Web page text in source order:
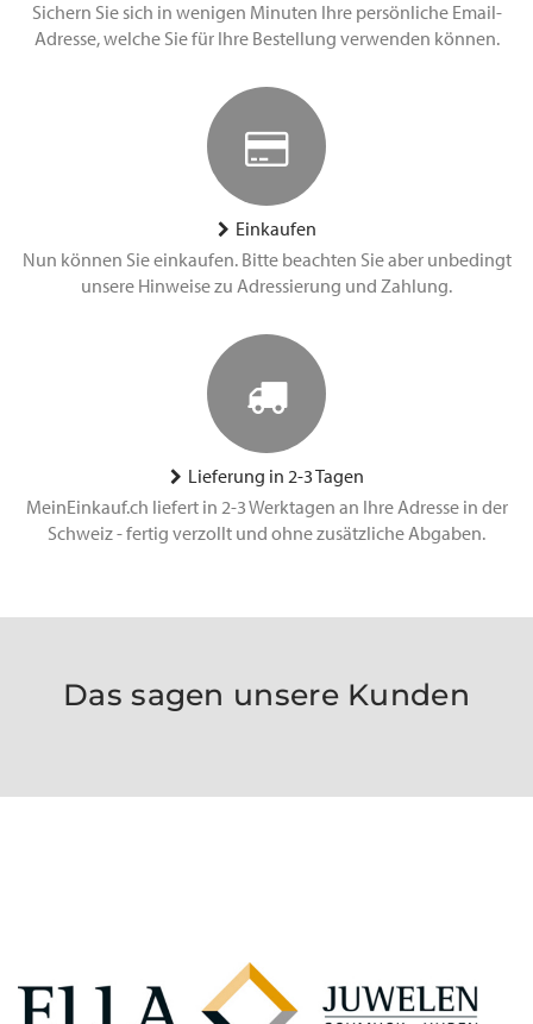
Sichern Sie sich in wenigen Minuten Ihre persönliche Email-
Adresse, welche Sie für Ihre Bestellung verwenden können.
Einkaufen
Nun können Sie einkaufen. Bitte beachten Sie aber unbedingt
unsere Hinweise zu Adressierung und Zahlung.
Lieferung in 2-3 Tagen
MeinEinkauf.ch liefert in 2-3 Werktagen an Ihre Adresse in der
Schweiz - fertig verzollt und ohne zusätzliche Abgaben.
Das sagen unsere Kunden